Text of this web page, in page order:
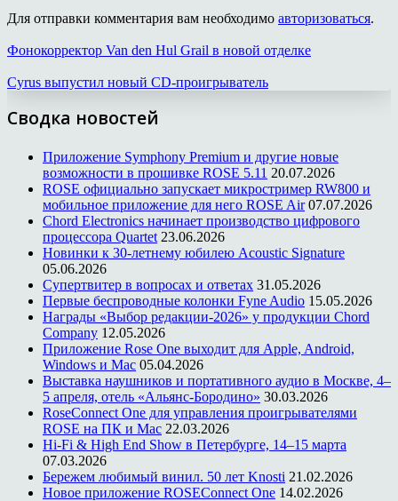
Для отправки комментария вам необходимо авторизоваться.
Фонокорректор Van den Hul Grail в новой отделке
Cyrus выпустил новый CD-проигрыватель
Сводка новостей
Приложение Symphony Premium и другие новые
возможности в прошивке ROSE 5.11 20.07.2026
ROSE официально запускает микростример RW800 и
мобильное приложение для него ROSE Air 07.07.2026
Chord Electronics начинает производство цифрового
процессора Quartet 23.06.2026
Новинки к 30-летнему юбилею Acoustic Signature
05.06.2026
Супертвитер в вопросах и ответах 31.05.2026
Первые беспроводные колонки Fyne Audio 15.05.2026
Награды «Выбор редакции-2026» у продукции Chord
Company 12.05.2026
Приложение Rose One выходит для Apple, Android,
Windows и Mac 05.04.2026
Выставка наушников и портативного аудио в Москве, 4–
5 апреля, отель «Альянс-Бородино» 30.03.2026
RoseConnect One для управления проигрывателями
ROSE на ПК и Mac 22.03.2026
Hi-Fi & High End Show в Петербурге, 14–15 марта
07.03.2026
Бережем любимый винил. 50 лет Knosti 21.02.2026
Новое приложение ROSEConnect One 14.02.2026